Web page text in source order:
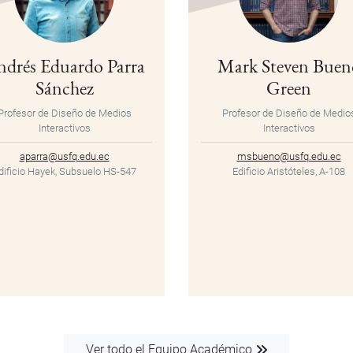
Eduardo Parra
Sánchez
de Diseño de Medios
Interactivos
aparra@usfq.edu.ec
Hayek, Subsuelo HS-547
Mark Steven
Green
Profesor de Diseño de
Interactivos
msbueno@usfq.edu.ec
Edificio Aristóteles, A-108
Ver todo el Equipo Académico